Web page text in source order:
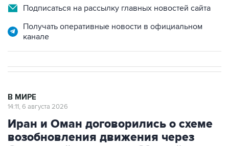
Подписаться на рассылку главных новостей сайта
Получать оперативные новости в официальном
канале
В МИРЕ
14:11, 6 августа 2026
Иран и Оман договорились о схеме
возобновления движения через